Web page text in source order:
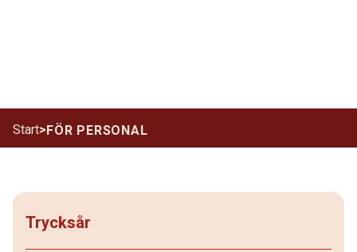
Start>FÖR PERSONAL
Trycksår